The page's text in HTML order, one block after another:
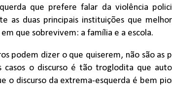
que prefere falar da violência
as duas principais instituições que
que sobrevivem: a família e a escola.
podem dizer o que quiserem, não são as
casos o discurso é tão troglodita que
o discurso da extrema-esquerda é bem